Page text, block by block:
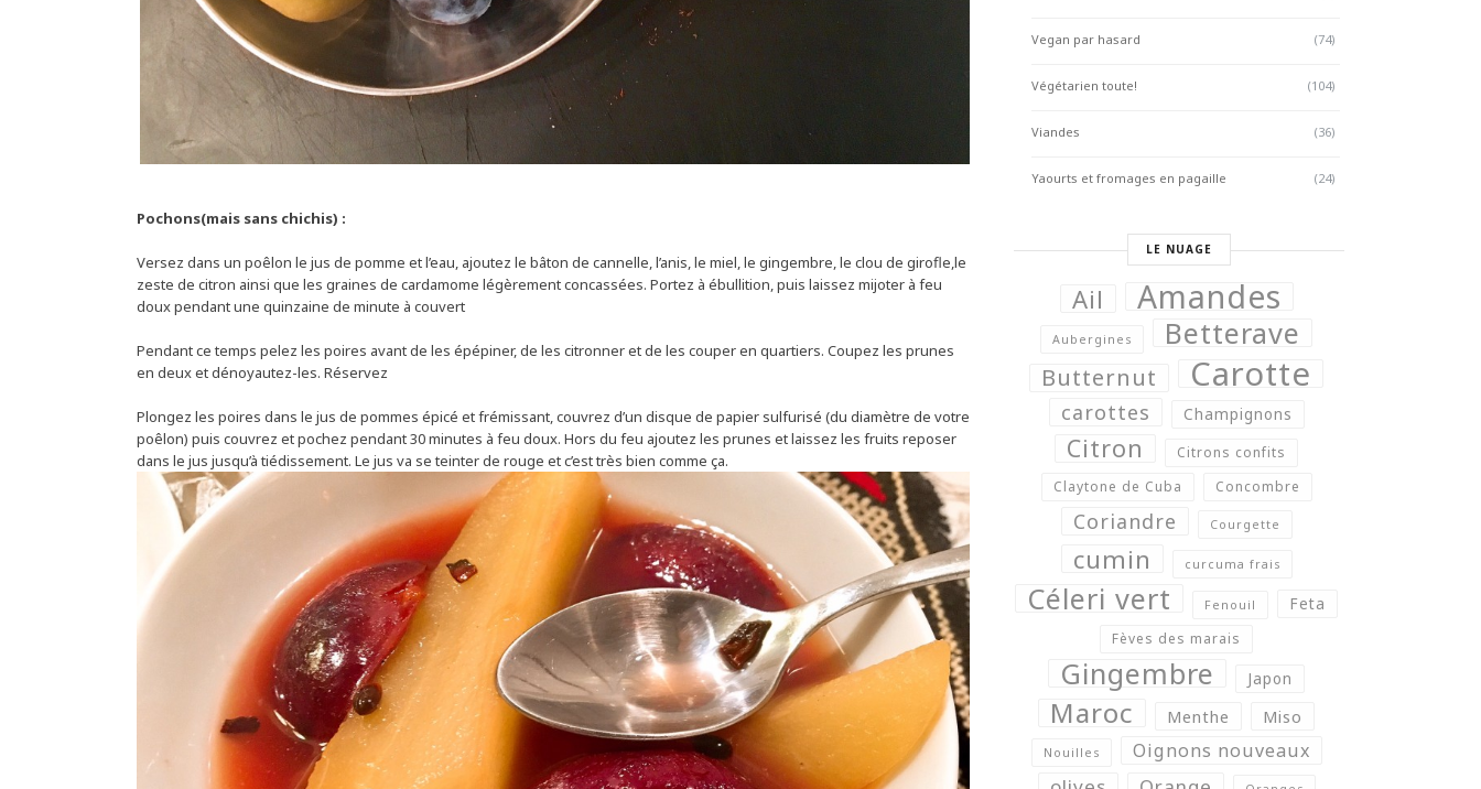
Pochons(mais sans chichis) :
Versez dans un poêlon le jus de pomme et l’eau, ajoutez le bâton de cannelle, l’anis, le miel, le gingembre, le clou de girofle,le
zeste de citron ainsi que les graines de cardamome légèrement concassées. Portez à ébullition, puis laissez mijoter à feu
doux pendant une quinzaine de minute à couvert
Pendant ce temps pelez les poires avant de les épépiner, de les citronner et de les couper en quartiers. Coupez les prunes
en deux et dénoyautez-les. Réservez
Plongez les poires dans le jus de pommes épicé et frémissant, couvrez d’un disque de papier sulfurisé (du diamètre de votre
poêlon) puis couvrez et pochez pendant 30 minutes à feu doux. Hors du feu ajoutez les prunes et laissez les fruits reposer
dans le jus jusqu’à tiédissement. Le jus va se teinter de rouge et c’est très bien comme ça.
Vegan par hasard (74)
Végétarien toute! (104)
Viandes (36)
Yaourts et fromages en pagaille (24)
LE NUAGE
Ail Amandes
Aubergines Betterave
Butternut Carotte
carottes Champignons
Citron
Citrons confits
Claytone de Cuba
Concombre
Coriandre Courgette
cumin curcuma frais
Céleri vert Fenouil Feta
Fèves des marais
Gingembre Japon
Maroc Menthe Miso
Nouilles Oignons nouveaux